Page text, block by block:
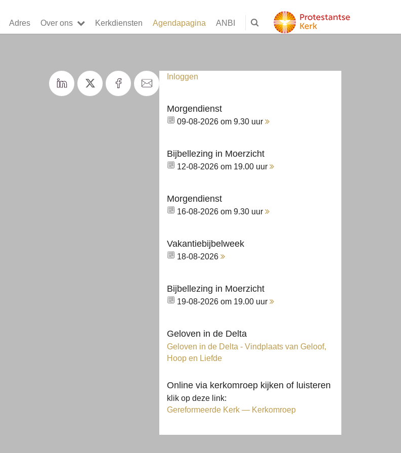
Adres Over ons Kerkdiensten Agendapagina ANBI
Inloggen
Morgendienst
09-08-2026 om 9.30 uur
Bijbellezing in Moerzicht
12-08-2026 om 19.00 uur
Morgendienst
16-08-2026 om 9.30 uur
Vakantiebijbelweek
18-08-2026
Bijbellezing in Moerzicht
19-08-2026 om 19.00 uur
Geloven in de Delta
Geloven in de Delta - Vindplaats van Geloof,
Hoop en Liefde
Online via kerkomroep kijken of luisteren
klik op deze link:
Gereformeerde Kerk — Kerkomroep